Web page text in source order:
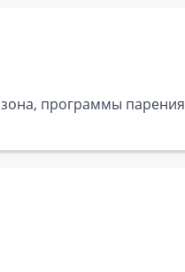
программы парения